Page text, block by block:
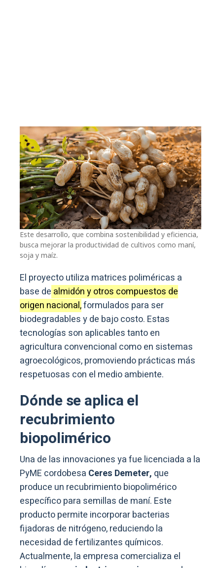
Este desarrollo, que combina sostenibilidad y eficiencia,
busca mejorar la productividad de cultivos como maní,
soja y maíz.
El proyecto utiliza matrices poliméricas a
base de almidón y otros compuestos de
origen nacional,formulados para ser
biodegradables y de bajo costo. Estas
tecnologías son aplicables tanto en
agricultura convencional como en sistemas
agroecológicos, promoviendo prácticas más
respetuosas con el medio ambiente.
Dónde se aplica el
recubrimiento
biopolimérico
Una de las innovaciones ya fue licenciada a la
PyME cordobesa Ceres Demeter, que
produce un recubrimiento biopolimérico
específico para semillas de maní. Este
producto permite incorporar bacterias
fijadoras de nitrógeno, reduciendo la
necesidad de fertilizantes químicos.
Actualmente, la empresa comercializa el